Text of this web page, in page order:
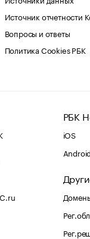
Источник отчетности
Вопросы и ответы
Политика Cookies РБК
РБК
iOS